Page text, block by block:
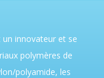
un innovateur et se
polymères de
polyamide, les